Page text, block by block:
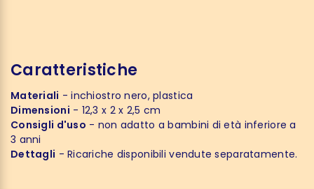
Caratteristiche
Materiali - inchiostro nero, plastica
Dimensioni - 12,3 x 2 x 2,5 cm
Consigli d'uso - non adatto a bambini di età inferiore a
3 anni
Dettagli - Ricariche disponibili vendute separatamente.